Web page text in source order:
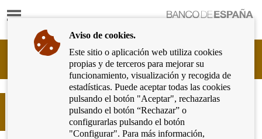
Mostrar
Ir
página
de
inicio
del
Banco
de
España
Cliente
Bancario
Banco
España
Eurosistema,
Consultas en la Memoria de
Reclamaciones 2021
Aviso de cookies.
Este sitio o aplicación web utiliza cookies
propias y de terceros para mejorar su
funcionamiento, visualización y recogida de
estadísticas. Puede aceptar todas las cookies
pulsando el botón "Aceptar", rechazarlas
pulsando el botón “Rechazar” o
configurarlas pulsando el botón
"Configurar". Para más información,